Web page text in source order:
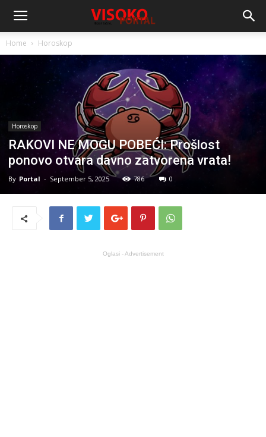
Home Horoskop
Horoskop
RAKOVI NE MOGU POBEĆI: Prošlost
ponovo otvara davno zatvorena vrata!
By Portal - September 5, 2025 786 0
Oglasi - Advertisement